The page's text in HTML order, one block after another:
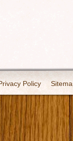
Policy
Кивоторият.
Каллидис